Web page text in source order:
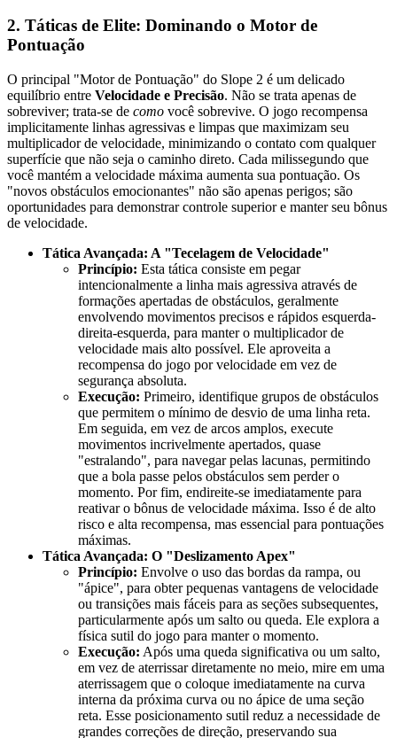
2. Táticas de Elite: Dominando o Motor de
Pontuação
O principal "Motor de Pontuação" do Slope 2 é um delicado
equilíbrio entre Velocidade e Precisão. Não se trata apenas de
sobreviver; trata-se de como você sobrevive. O jogo recompensa
implicitamente linhas agressivas e limpas que maximizam seu
multiplicador de velocidade, minimizando o contato com qualquer
superfície que não seja o caminho direto. Cada milissegundo que
você mantém a velocidade máxima aumenta sua pontuação. Os
"novos obstáculos emocionantes" não são apenas perigos; são
oportunidades para demonstrar controle superior e manter seu bônus
de velocidade.
Tática Avançada: A "Tecelagem de Velocidade"
Princípio: Esta tática consiste em pegar
intencionalmente a linha mais agressiva através de
formações apertadas de obstáculos, geralmente
envolvendo movimentos precisos e rápidos esquerda-
direita-esquerda, para manter o multiplicador de
velocidade mais alto possível. Ele aproveita a
recompensa do jogo por velocidade em vez de
segurança absoluta.
Execução: Primeiro, identifique grupos de obstáculos
que permitem o mínimo de desvio de uma linha reta.
Em seguida, em vez de arcos amplos, execute
movimentos incrivelmente apertados, quase
"estralando", para navegar pelas lacunas, permitindo
que a bola passe pelos obstáculos sem perder o
momento. Por fim, endireite-se imediatamente para
reativar o bônus de velocidade máxima. Isso é de alto
risco e alta recompensa, mas essencial para pontuações
máximas.
Tática Avançada: O "Deslizamento Apex"
Princípio: Envolve o uso das bordas da rampa, ou
"ápice", para obter pequenas vantagens de velocidade
ou transições mais fáceis para as seções subsequentes,
particularmente após um salto ou queda. Ele explora a
física sutil do jogo para manter o momento.
Execução: Após uma queda significativa ou um salto,
em vez de aterrissar diretamente no meio, mire em uma
aterrissagem que o coloque imediatamente na curva
interna da próxima curva ou no ápice de uma seção
reta. Esse posicionamento sutil reduz a necessidade de
grandes correções de direção, preservando sua